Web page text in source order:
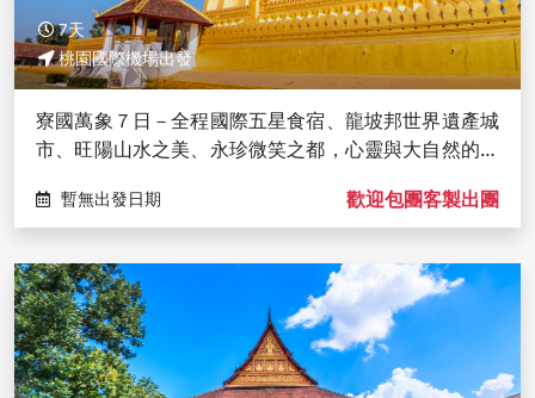
7天
桃園國際機場出發
寮國萬象７日－全程國際五星食宿、龍坡邦世界遺產城
市、旺陽山水之美、永珍微笑之都，心靈與大自然的美
暫無出發日期 歡迎包團客製出團